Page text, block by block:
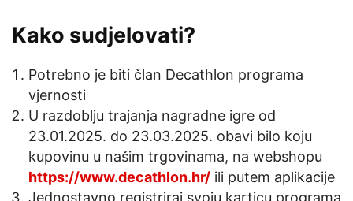
Kako sudjelovati?
Potrebno je biti član Decathlon programa
vjernosti
U razdoblju trajanja nagradne igre od
23.01.2025. do 23.03.2025. obavi bilo koju
kupovinu u našim trgovinama, na webshopu
https://www.decathlon.hr/ ili putem aplikacije
Jednostavno registriraj svoju karticu programa